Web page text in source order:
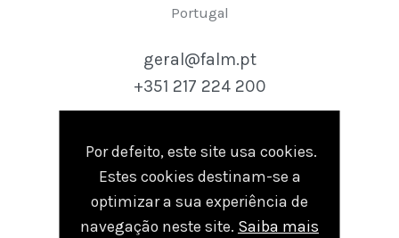
Portugal
geral@falm.pt
+351 217 224 200
seguir
Por defeito, este site usa cookies.
Estes cookies destinam-se a
optimizar a sua experiência de
navegação neste site. Saiba mais